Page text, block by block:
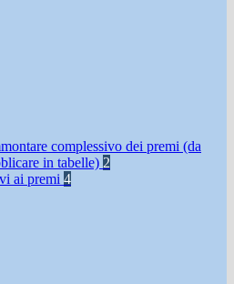
complessivo dei premi (da
in tabelle) 2
ai premi 4